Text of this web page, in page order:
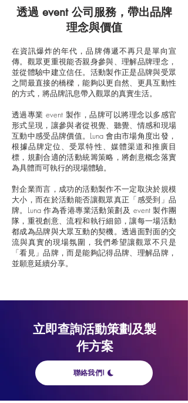
透過 event 公司服務，帶出品牌
理念與價值
在資訊爆炸的年代，品牌傳遞不再只是單向宣
傳。觀眾更重視能否親身參與、理解品牌理念，
並從體驗中建立信任。活動製作正是品牌與受眾
之間最直接的橋樑，能夠以更自然、更具互動性
的方式，將品牌訊息帶入觀眾的真實生活。
透過專業 event 製作，品牌可以將理念以多感官
形式呈現，讓參與者從視覺、聽覺、情感和現場
互動中感受品牌價值。Luna 會由市場角度出發，
根據品牌定位、受眾特性、媒體渠道和推廣目
標，規劃合適的活動統籌策略，將創意概念落實
為具體而可執行的現場體驗。
對企業而言，成功的活動製作不一定取決於規模
大小，而在於活動能否讓觀眾真正「感受到」品
牌。Luna 作為香港專業活動策劃及 event 製作團
隊，重視創意、流程和執行細節，讓每一場活動
都成為品牌與大眾互動的契機。透過面對面的交
流與真實的現場氛圍，我們希望讓觀眾不只是
「看見」品牌，而是能夠記得品牌、理解品牌，
並願意延續分享。
立即查詢活動策劃及製
作方案
聯絡我們!